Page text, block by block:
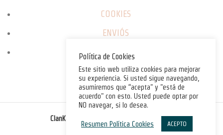
COOKIES
ENVIÓS
CAMBIOS / DEVOLUCIONES
ClanKarachi.com . All rights reserved.©
Política de Cookies
Este sitio web utiliza cookies para mejorar
su experiencia. Si usted sigue navegando,
asumiremos que “acepta" y "está de
acuerdo" con esto. Usted puede optar por
NO navegar, si lo desea.
Resumen Política Cookies ACEPTO